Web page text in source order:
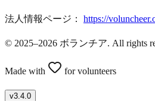
法人情報ページ： https://
© 2025–2026 ボランチア. All rights
Made with for volunteers
v3.4.0